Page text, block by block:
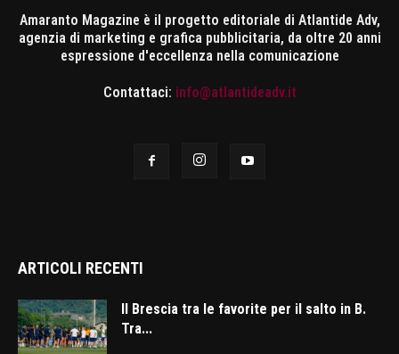
Amaranto Magazine è il progetto editoriale di Atlantide Adv,
agenzia di marketing e grafica pubblicitaria, da oltre 20 anni
espressione d'eccellenza nella comunicazione
Contattaci: info@atlantideadv.it
ARTICOLI RECENTI
Il Brescia tra le favorite per il salto in B.
Tra...